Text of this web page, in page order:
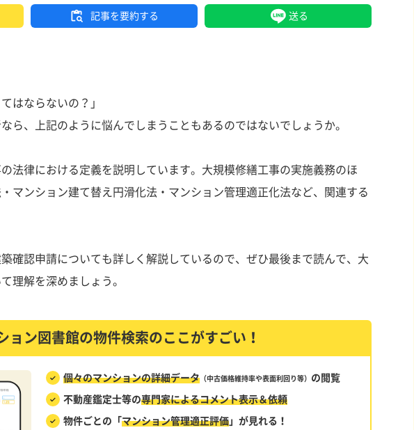
記事を要約する 送る
はならないの？」
ら、上記のように悩んでしまうこともあるのではないでしょうか。
法律における定義を説明しています。大規模修繕工事の実施義務のほ
マンション建て替え円滑化法・マンション管理適正化法など、関連する
確認申請についても詳しく解説しているので、ぜひ最後まで読んで、大
理解を深めましょう。
ョン図書館の物件検索のここがすごい！
個々のマンションの詳細データ （中古価格維持率や表面利回り等） の閲覧
不動産鑑定士等の専門家によるコメント表示＆依頼
物件ごとの「マンション管理適正評価」 が見れる！